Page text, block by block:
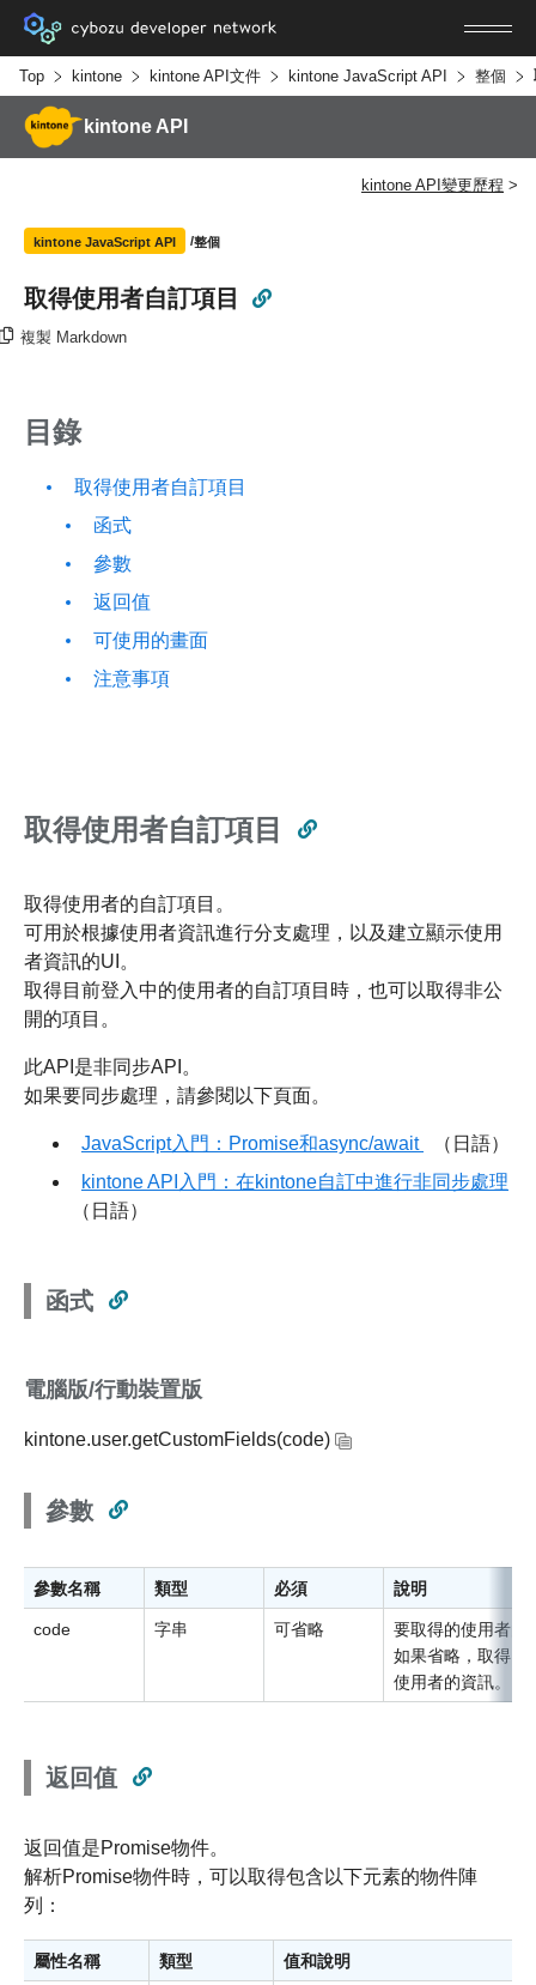
Top kintone kintone API文件 kintone JavaScript API 整個
kintone API
kintone API變更歷程
kintone JavaScript API 整個
取得使用者自訂項目
複製 Markdown
目錄
取得使用者自訂項目
函式
參數
返回值
可使用的畫面
注意事項
取得使用者自訂項目
取得使用者的自訂項目。
可用於根據使用者資訊進行分支處理，以及建立顯示使用
者資訊的UI。
取得目前登入中的使用者的自訂項目時，也可以取得非公
開的項目。
此API是非同步API。
如果要同步處理，請參閱以下頁面。
JavaScript入門：Promise和async/await
（日語）
kintone API入門：在kintone自訂中進行非同步處理
（日語）
函式
電腦版/行動裝置版
kintone.user.getCustomFields(code)
參數
參數名稱 類型 必須 說明
code 字串 可省略
要取得的使用者的
如果省略，取得目
使用者的資訊。
返回值
返回值是Promise物件。
解析Promise物件時，可以取得包含以下元素的物件陣
列：
屬性名稱 類型 值和說明